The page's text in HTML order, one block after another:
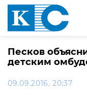
Песков
детским
09.09.2016, 20:37